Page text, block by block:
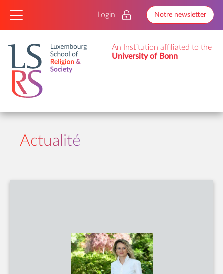
An Institution affiliated to the
University of Bonn
Login Notre newsletter
Actualité